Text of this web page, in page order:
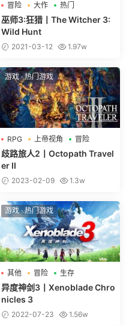
冒险 大作 热门
巫师3:狂猎丨The Witcher 3:
Wild Hunt
2021-03-12 1.97w
游戏·热门游戏
RPG 上帝视角 冒险
歧路旅人2丨Octopath Travel
er II
2023-02-09 1.3w
游戏·热门游戏
其他 冒险 生存
异度神剑3丨Xenoblade Chro
nicles 3
2022-07-23 1.56w